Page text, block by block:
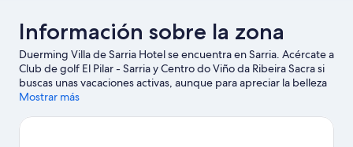
Información sobre la zona
Duerming Villa de Sarria Hotel se encuentra en Sarria. Acércate a
Club de golf El Pilar - Sarria y Centro do Viño da Ribeira Sacra si
buscas unas vacaciones activas, aunque para apreciar la belleza
natural de la región lo mejor es visitar Lago Vilasouto o Parque
Mostrar más